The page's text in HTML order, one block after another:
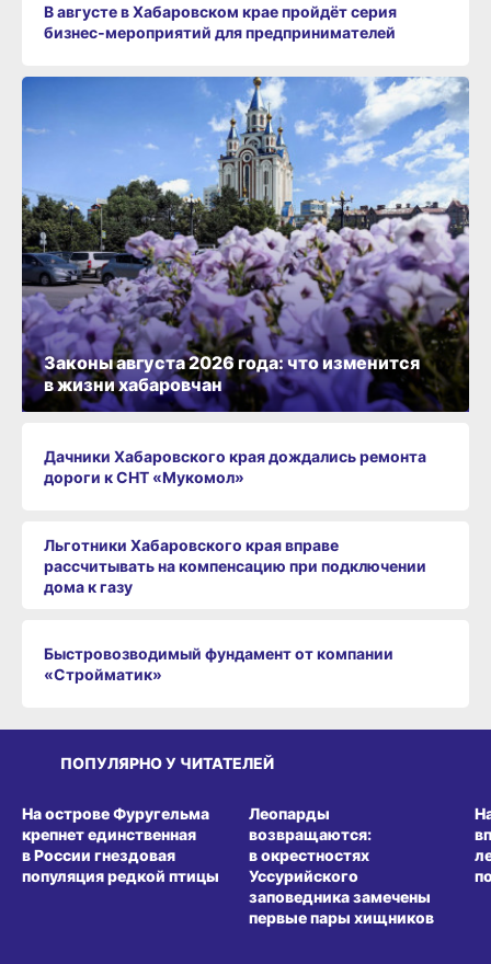
В августе в Хабаровском крае пройдёт серия
бизнес‑мероприятий для предпринимателей
Дачники Хабаровского края дождались ремонта
дороги к СНТ «Мукомол»
Льготники Хабаровского края вправе
рассчитывать на компенсацию при подключении
дома к газу
Быстровозводимый фундамент от компании
«Стройматик»
Законы августа 2026 года: что изменится
в жизни хабаровчан
ПОПУЛЯРНО У ЧИТАТЕЛЕЙ
На острове Фуругельма
крепнет единственная
в России гнездовая
популяция редкой птицы
Леопарды
возвращаются:
в окрестностях
Уссурийского
заповедника замечены
первые пары хищников